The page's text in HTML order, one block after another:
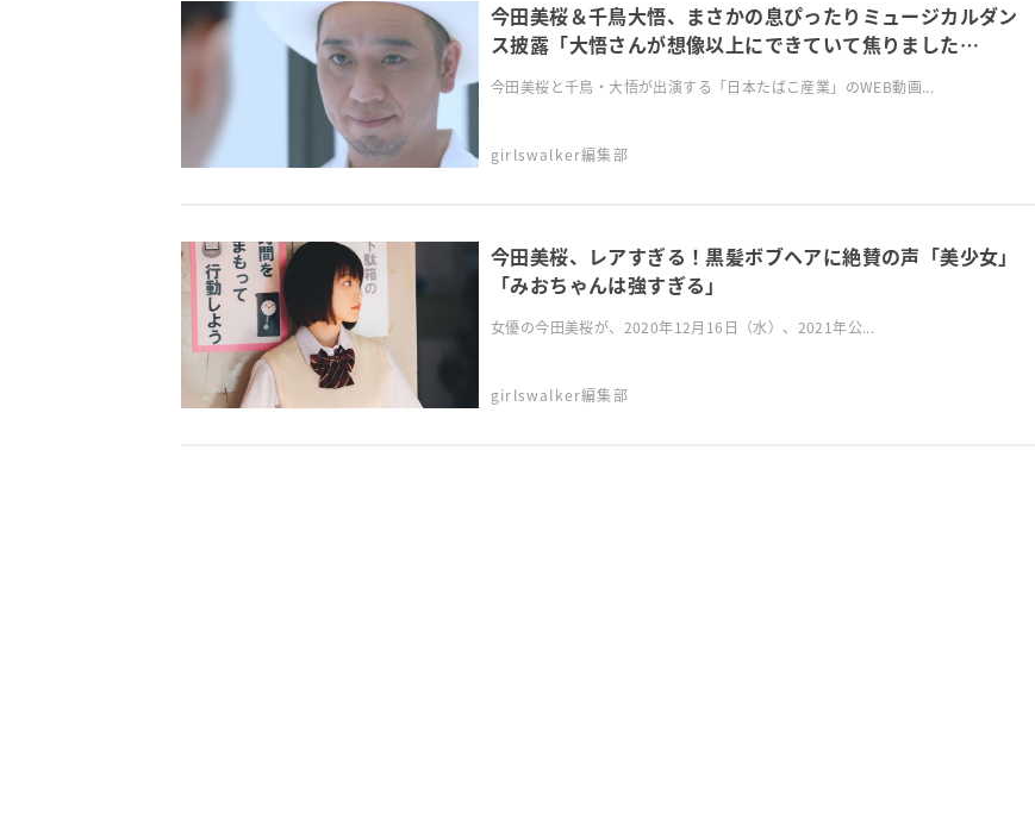
今田美桜＆千鳥大悟、まさかの息ぴったりミュージカルダン
ス披露「大悟さんが想像以上にできていて焦りました
（笑）」
今田美桜と千鳥・大悟が出演する「日本たばこ産業」のWEB動画...
girlswalker編集部
今田美桜、レアすぎる！黒髪ボブヘアに絶賛の声「美少女」
「みおちゃんは強すぎる」
女優の今田美桜が、2020年12月16日（水）、2021年公...
girlswalker編集部